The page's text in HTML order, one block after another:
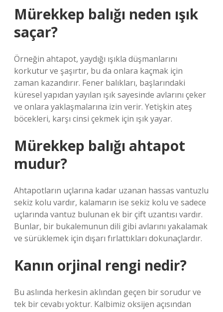
Mürekkep balığı neden ışık
saçar?
Örneğin ahtapot, yaydığı ışıkla düşmanlarını
korkutur ve şaşırtır, bu da onlara kaçmak için
zaman kazandırır. Fener balıkları, başlarındaki
küresel yapıdan yayılan ışık sayesinde avlarını çeker
ve onlara yaklaşmalarına izin verir. Yetişkin ateş
böcekleri, karşı cinsi çekmek için ışık yayar.
Mürekkep balığı ahtapot
mudur?
Ahtapotların uçlarına kadar uzanan hassas vantuzlu
sekiz kolu vardır, kalamarın ise sekiz kolu ve sadece
uçlarında vantuz bulunan ek bir çift uzantısı vardır.
Bunlar, bir bukalemunun dili gibi avlarını yakalamak
ve sürüklemek için dışarı fırlattıkları dokunaçlardır.
Kanın orjinal rengi nedir?
Bu aslında herkesin aklından geçen bir sorudur ve
tek bir cevabı yoktur. Kalbimiz oksijen açısından